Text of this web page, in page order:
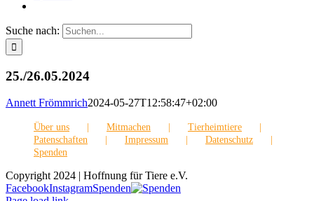
Suche nach:
25./26.05.2024
Annett Frömmrich2024-05-27T12:58:47+02:00
Über uns Mitmachen
Tierheimtiere
Patenschaften
Impressum
Datenschutz
Spenden
Copyright 2024 | Hoffnung für Tiere e.V.
FacebookInstagramSpenden